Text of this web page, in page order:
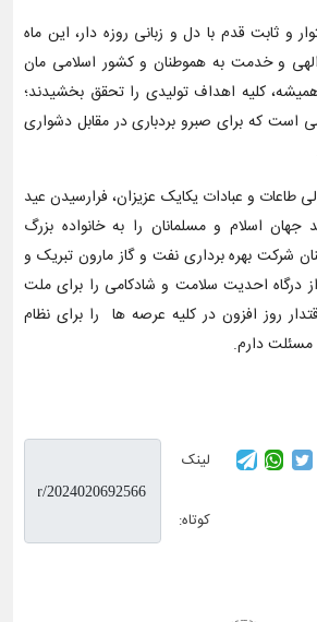
و ثابت قدم با دل و زبانی روزه دار، این ماه
و خدمت به هموطنان و کشور اسلامی مان
کلیه اهداف تولیدی را تحقق بخشیدند؛
است که برای صبرو بردباری در مقابل دشواری
طاعات و عبادات یکایک عزیزان، فرارسیدن عید
جهان اسلام و مسلمانان را به خانواده بزرگ
شرکت بهره برداری نفت و گاز مارون تبریک و
درگاه احدیت سلامت و شادکامی را برای ملت
روز افزون در کلیه عرصه ها را برای نظام
دارم.
لینک
کوتاه: